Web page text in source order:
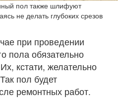
пол также шлифуют
не делать глубоких срезов
при проведении
пола обязательно
кстати, желательно
пол будет
ремонтных работ.